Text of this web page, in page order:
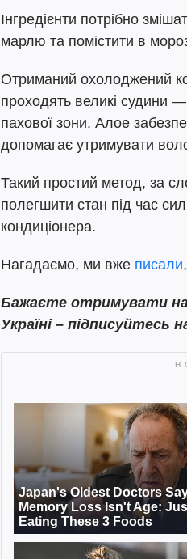
Інгредієнти потрібно
марлю та помістити в
Отриманий охолоджений
проходять великі судини
пахової зони. Алое
допомагає утримувати
Такий простий метод, за
полегшити стан під час
кондиціонера.
Нагадаємо, ми вже писали
Бажаєте отримувати
Україні – підписуйтесь